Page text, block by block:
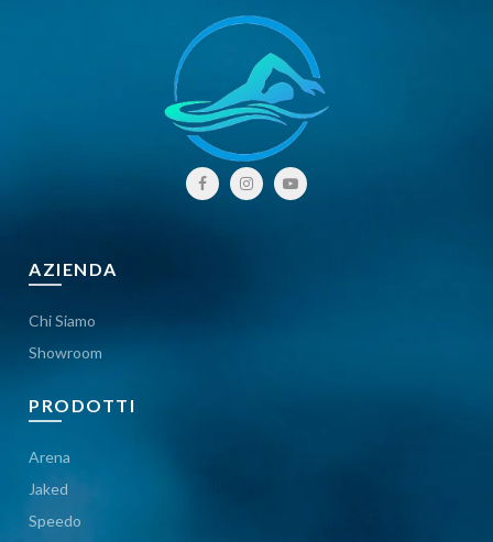
AZIENDA
Chi Siamo
Showroom
PRODOTTI
Arena
Jaked
Speedo